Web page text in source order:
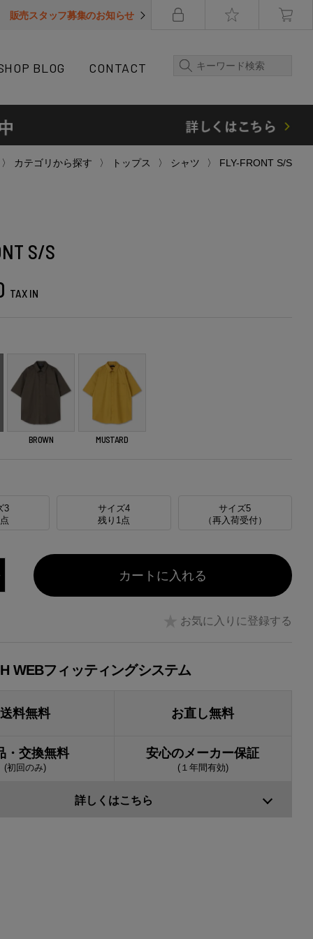
販売スタッフ募集のお知らせ
BLOG CONTACT
カテゴリから探す トップス シャツ FLY-FRONT S/S
S/S
TAX IN
BROWN MUSTARD
3
サイズ4
残り1点
サイズ5
（再入荷受付）
お気に入りに登録する
カートに入れる
WEBフィッティングシステム
送料無料 お直し無料
・交換無料
(初回のみ)
安心のメーカー保証
(１年間有効)
詳しくはこちら